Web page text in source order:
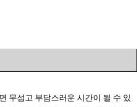
무섭고 부담스러운 시간이 될 수 있